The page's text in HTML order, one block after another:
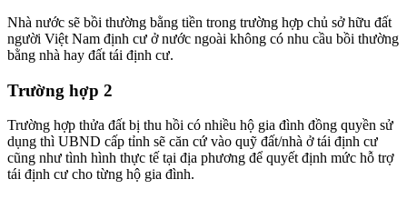
Nhà nước sẽ bồi thường bằng tiền trong trường hợp chủ sở hữu đất
người Việt Nam định cư ở nước ngoài không có nhu cầu bồi thường
bằng nhà hay đất tái định cư.
Trường hợp 2
Trường hợp thửa đất bị thu hồi có nhiều hộ gia đình đồng quyền sử
dụng thì UBND cấp tỉnh sẽ căn cứ vào quỹ đất/nhà ở tái định cư
cũng như tình hình thực tế tại địa phương để quyết định mức hỗ trợ
tái định cư cho từng hộ gia đình.